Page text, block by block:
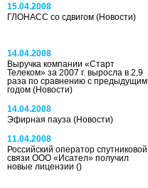
15.04.2008
ГЛОНАСС со сдвигом (Новости)
14.04.2008
Выручка компании «Старт
Телеком» за 2007 г. выросла в 2,9
раза по сравнению с предыдущим
годом (Новости)
14.04.2008
Эфирная пауза (Новости)
11.04.2008
Российский оператор спутниковой
связи ООО «Исател» получил
новые лицензии ()